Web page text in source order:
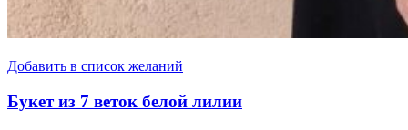
Добавить в список желаний
Букет из 7 веток белой лилии